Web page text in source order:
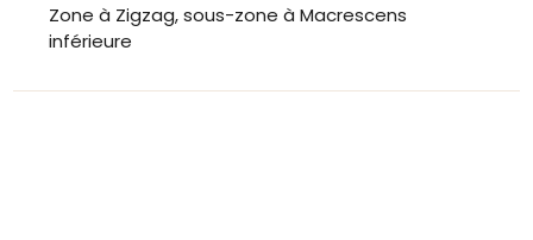
Zone à Zigzag, sous-zone à Macrescens
inférieure